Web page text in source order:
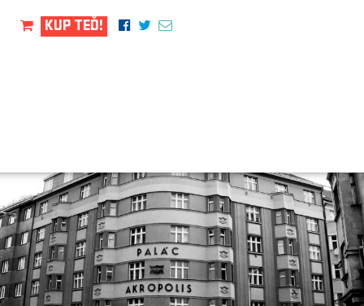
KUP TEĎ!